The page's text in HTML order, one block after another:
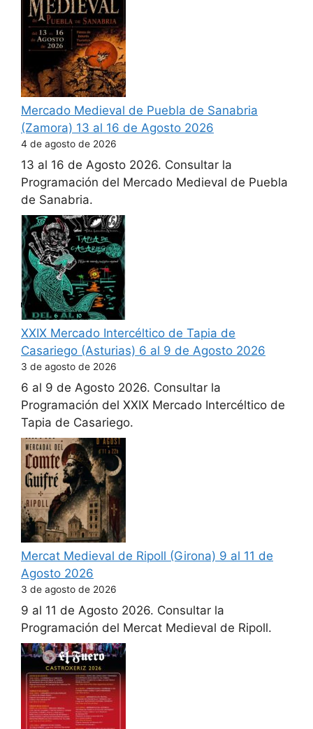
Mercado Medieval de Puebla de Sanabria
(Zamora) 13 al 16 de Agosto 2026
4 de agosto de 2026
13 al 16 de Agosto 2026. Consultar la
Programación del Mercado Medieval de Puebla
de Sanabria.
XXIX Mercado Intercéltico de Tapia de
Casariego (Asturias) 6 al 9 de Agosto 2026
3 de agosto de 2026
6 al 9 de Agosto 2026. Consultar la
Programación del XXIX Mercado Intercéltico de
Tapia de Casariego.
Mercat Medieval de Ripoll (Girona) 9 al 11 de
Agosto 2026
3 de agosto de 2026
9 al 11 de Agosto 2026. Consultar la
Programación del Mercat Medieval de Ripoll.